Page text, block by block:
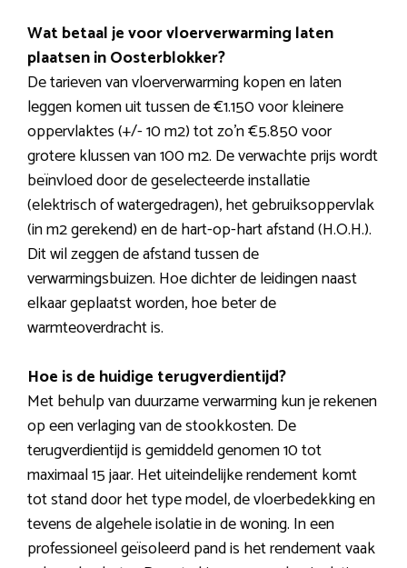
Wat betaal je voor vloerverwarming laten
plaatsen in Oosterblokker?
De tarieven van vloerverwarming kopen en laten
leggen komen uit tussen de €1.150 voor kleinere
oppervlaktes (+/- 10 m2) tot zo’n €5.850 voor
grotere klussen van 100 m2. De verwachte prijs wordt
beïnvloed door de geselecteerde installatie
(elektrisch of watergedragen), het gebruiksoppervlak
(in m2 gerekend) en de hart-op-hart afstand (H.O.H.).
Dit wil zeggen de afstand tussen de
verwarmingsbuizen. Hoe dichter de leidingen naast
elkaar geplaatst worden, hoe beter de
warmteoverdracht is.
Hoe is de huidige terugverdientijd?
Met behulp van duurzame verwarming kun je rekenen
op een verlaging van de stookkosten. De
terugverdientijd is gemiddeld genomen 10 tot
maximaal 15 jaar. Het uiteindelijke rendement komt
tot stand door het type model, de vloerbedekking en
tevens de algehele isolatie in de woning. In een
professioneel geïsoleerd pand is het rendement vaak